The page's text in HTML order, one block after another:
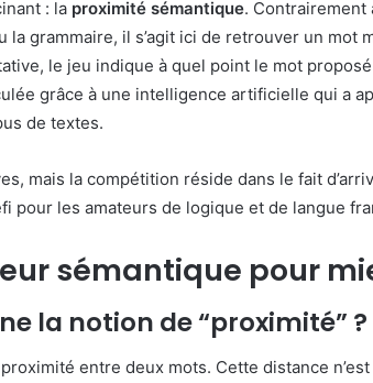
: la proximité sémantique. Contrairement
la grammaire, il s’agit ici de retrouver un mot
le jeu indique à quel point le mot
grâce à une intelligence artificielle qui a
de textes.
mais la compétition réside dans le fait
pour les amateurs de logique et de langue
sémantique pour
la notion de “proximité” ?
entre deux mots. Cette distance